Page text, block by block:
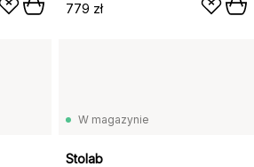
779 zł
W magazynie
Stolab